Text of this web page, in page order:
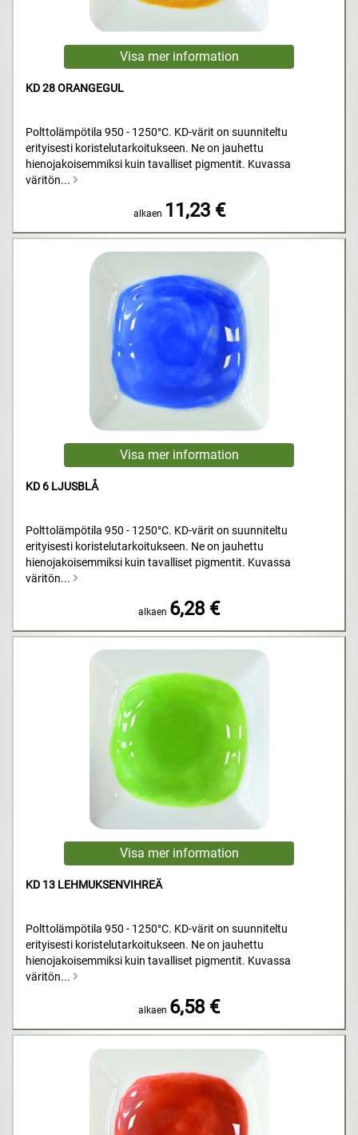
KD 28 ORANGEGUL
Polttolämpötila 950 - 1250°C. KD-värit on suunniteltu
erityisesti koristelutarkoitukseen. Ne on jauhettu
hienojakoisemmiksi kuin tavalliset pigmentit. Kuvassa
väritön...
alkaen 11,23 €
KD 6 LJUSBLÅ
Polttolämpötila 950 - 1250°C. KD-värit on suunniteltu
erityisesti koristelutarkoitukseen. Ne on jauhettu
hienojakoisemmiksi kuin tavalliset pigmentit. Kuvassa
väritön...
alkaen 6,28 €
KD 13 LEHMUKSENVIHREÄ
Polttolämpötila 950 - 1250°C. KD-värit on suunniteltu
erityisesti koristelutarkoitukseen. Ne on jauhettu
hienojakoisemmiksi kuin tavalliset pigmentit. Kuvassa
väritön...
alkaen 6,58 €